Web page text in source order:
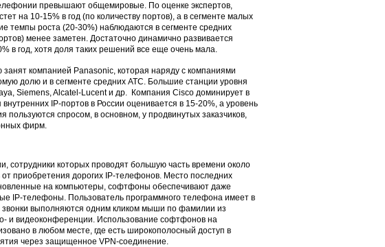
превышают общемировые. По оценке экспертов,
на 10-15% в год (по количеству портов), а в сегменте малых
темпы роста (20-30%) наблюдаются в сегменте средних
менее заметен. Достаточно динамично развивается
в год, хотя доля таких решений все еще очень мала.
компанией Panasonic, которая наряду с компаниями
долю и в сегменте средних АТС. Большие станции уровня
Siemens, Alcatel-Lucent и др. Компания Cisco доминирует в
IP-портов в России оценивается в 15-20%, а уровень
спросом, в основном, у продвинутых заказчиков,
фирм.
сотрудники которых проводят большую часть времени около
приобретения дорогих IP-телефонов. Место последних
на компьютеры, софтфоны обеспечивают даже
IP-телефоны. Пользователь программного телефона имеет в
выполняются одним кликом мыши по фамилии из
и видеоконференции. Использование софтфонов на
в любом месте, где есть широкополосный доступ в
через защищенное VPN-соединение.